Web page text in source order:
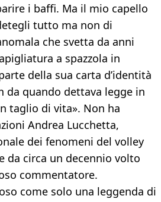
i baffi. Ma il mio capello
tutto ma non di
che svetta da anni
a spazzola in
della sua carta d’identità
da quando dettava legge in
taglio di vita». Non ha
Andrea Lucchetta,
dei fenomeni del volley
da circa un decennio volto
commentatore.
come solo una leggenda di